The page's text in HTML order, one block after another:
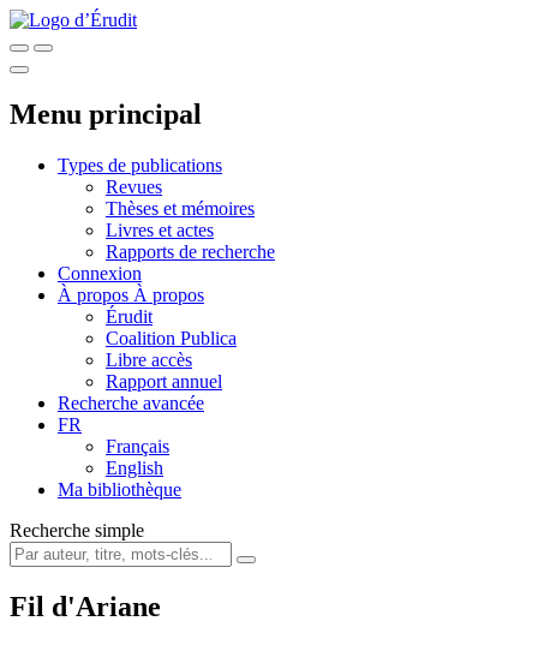
Menu principal
Types de publications
Revues
Thèses et mémoires
Livres et actes
Rapports de recherche
Connexion
À propos À propos
Érudit
Coalition Publica
Libre accès
Rapport annuel
Recherche avancée
FR
Français
English
Ma bibliothèque
Recherche simple
Fil d'Ariane